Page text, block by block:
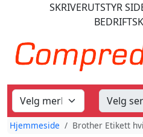
SKRIVERUTSTYR
Hjemmeside Brother Etikett